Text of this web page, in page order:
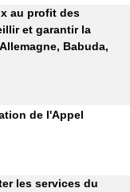
au profit des
et garantir la
Babuda,
de l'Appel
les services du